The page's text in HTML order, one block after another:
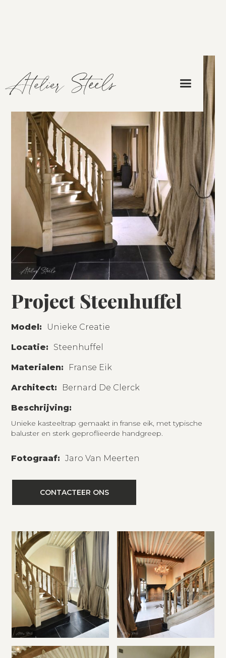
Project Steenhuffel
Model: Unieke Creatie
Locatie: Steenhuffel
Materialen: Franse Eik
Architect: Bernard De Clerck
Beschrijving:
Unieke kasteeltrap gemaakt in franse eik, met typische
baluster en sterk geproflieerde handgreep.
Fotograaf: Jaro Van Meerten
CONTACTEER ONS